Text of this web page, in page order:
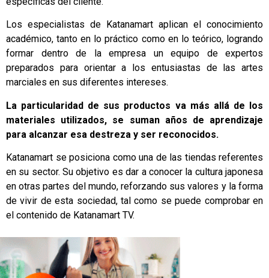
Los especialistas de Katanamart aplican el conocimiento
académico, tanto en lo práctico como en lo teórico, logrando
formar dentro de la empresa un equipo de expertos
preparados para orientar a los entusiastas de las artes
marciales en sus diferentes intereses.
La particularidad de sus productos va más allá de los
materiales utilizados, se suman años de aprendizaje
para alcanzar esa destreza y ser reconocidos.
Katanamart se posiciona como una de las tiendas referentes
en su sector. Su objetivo es dar a conocer la cultura japonesa
en otras partes del mundo, reforzando sus valores y la forma
de vivir de esta sociedad, tal como se puede comprobar en
el contenido de Katanamart TV.